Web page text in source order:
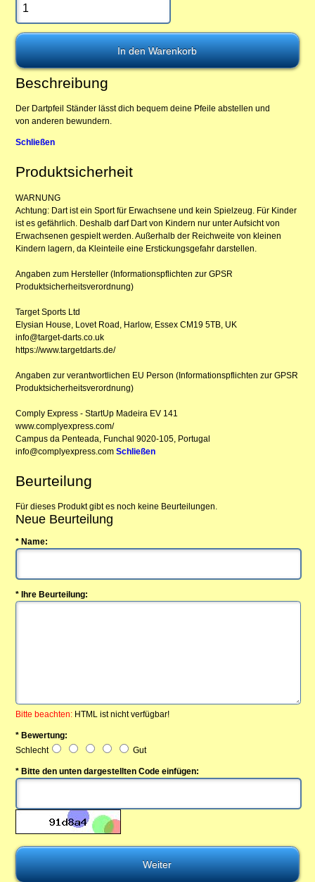
Beschreibung
Der Dartpfeil Ständer lässt dich bequem deine Pfeile abstellen und
von anderen bewundern.
Schließen
Produktsicherheit
WARNUNG
Achtung: Dart ist ein Sport für Erwachsene und kein Spielzeug. Für Kinder
ist es gefährlich. Deshalb darf Dart von Kindern nur unter Aufsicht von
Erwachsenen gespielt werden. Außerhalb der Reichweite von kleinen
Kindern lagern, da Kleinteile eine Erstickungsgefahr darstellen.
Angaben zum Hersteller (Informationspflichten zur GPSR
Produktsicherheitsverordnung)
Target Sports Ltd
Elysian House, Lovet Road, Harlow, Essex CM19 5TB, UK
info@target-darts.co.uk
https://www.targetdarts.de/
Angaben zur verantwortlichen EU Person (Informationspflichten zur GPSR
Produktsicherheitsverordnung)
Comply Express - StartUp Madeira EV 141
www.complyexpress.com/
Campus da Penteada, Funchal 9020-105, Portugal
info@complyexpress.comSchließen
Beurteilung
Für dieses Produkt gibt es noch keine Beurteilungen.
Neue Beurteilung
* Name:
* Ihre Beurteilung:
Bitte beachten: HTML ist nicht verfügbar!
* Bewertung:
Schlecht
Gut
* Bitte den unten dargestellten Code einfügen: